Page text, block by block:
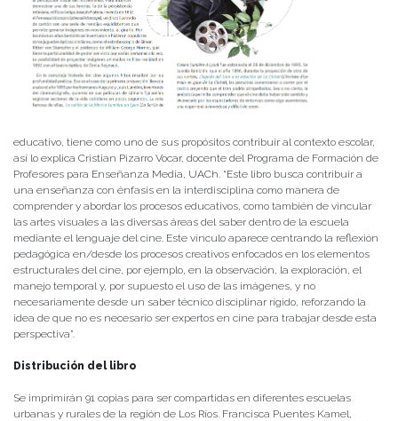
educativo, tiene como uno de sus propósitos contribuir al contexto escolar,
así lo explica Cristian Pizarro Vocar, docente del Programa de Formación de
Profesores para Enseñanza Media, UACh. “Este libro busca contribuir a
una enseñanza con énfasis en la interdisciplina como manera de
comprender y abordar los procesos educativos, como también de vincular
las artes visuales a las diversas áreas del saber dentro de la escuela
mediante el lenguaje del cine. Este vínculo aparece centrando la reflexión
pedagógica en/desde los procesos creativos enfocados en los elementos
estructurales del cine, por ejemplo, en la observación, la exploración, el
manejo temporal y, por supuesto el uso de las imágenes, y no
necesariamente desde un saber técnico disciplinar rígido, reforzando la
idea de que no es necesario ser expertos en cine para trabajar desde esta
perspectiva”.
Distribución del libro
Se imprimirán 91 copias para ser compartidas en diferentes escuelas
urbanas y rurales de la región de Los Ríos. Francisca Puentes Kamel,